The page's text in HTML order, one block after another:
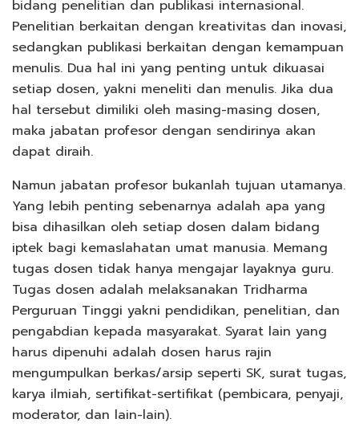
bidang penelitian dan publikasi internasional.
Penelitian berkaitan dengan kreativitas dan inovasi,
sedangkan publikasi berkaitan dengan kemampuan
menulis. Dua hal ini yang penting untuk dikuasai
setiap dosen, yakni meneliti dan menulis. Jika dua
hal tersebut dimiliki oleh masing-masing dosen,
maka jabatan profesor dengan sendirinya akan
dapat diraih.
Namun jabatan profesor bukanlah tujuan utamanya.
Yang lebih penting sebenarnya adalah apa yang
bisa dihasilkan oleh setiap dosen dalam bidang
iptek bagi kemaslahatan umat manusia. Memang
tugas dosen tidak hanya mengajar layaknya guru.
Tugas dosen adalah melaksanakan Tridharma
Perguruan Tinggi yakni pendidikan, penelitian, dan
pengabdian kepada masyarakat. Syarat lain yang
harus dipenuhi adalah dosen harus rajin
mengumpulkan berkas/arsip seperti SK, surat tugas,
karya ilmiah, sertifikat-sertifikat (pembicara, penyaji,
moderator, dan lain-lain).